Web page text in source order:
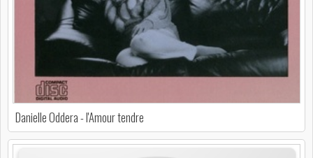
Danielle Oddera - l'Amour tendre